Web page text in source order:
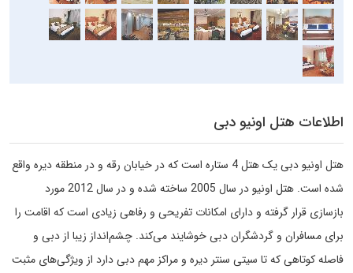
اطلاعات هتل اونیو دبی
هتل اونیو دبی یک هتل 4 ستاره است که در خیابان رقه و در منطقه دیره واقع
شده است. هتل اونیو در سال 2005 ساخته شده و در سال 2012 مورد
بازسازی قرار گرفته و دارای امکانات تفریحی و رفاهی زیادی است که اقامت را
برای مسافران و گردشگران دبی خوشایند می‌کند. چشم‌انداز زیبا از دبی و
فاصله کوتاهی که تا سیتی سنتر دیره و مراکز مهم دبی دارد از ویژگی‌های مثبت